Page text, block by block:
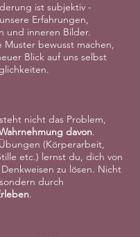
ist subjektiv -
Erfahrungen,
und inneren Bilder.
Muster bewusst machen,
Blick auf uns selbst
nicht das Problem,
davon.
(Körperarbeit,
etc.) lernst du, dich von
zu lösen. Nicht
durch
.